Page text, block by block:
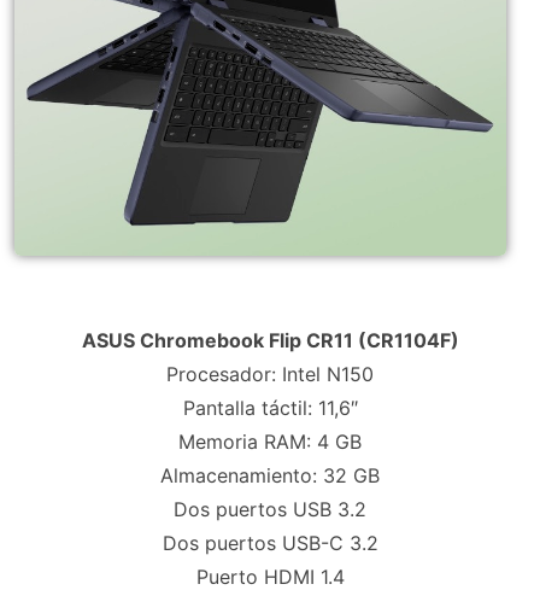
ASUS Chromebook Flip CR11 (CR1104F)
Procesador: Intel N150
Pantalla táctil: 11,6″
Memoria RAM: 4 GB
Almacenamiento: 32 GB
Dos puertos USB 3.2
Dos puertos USB-C 3.2
Puerto HDMI 1.4